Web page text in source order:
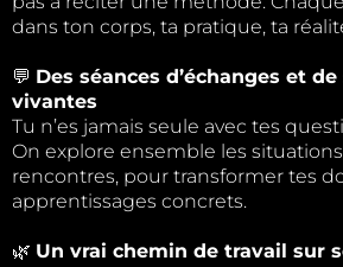
dans ton corps, ta pratique, ta
💬 Des séances d’échanges et
vivantes
Tu n’es jamais seule avec tes
On explore ensemble les
rencontres, pour transformer tes
apprentissages concrets.
🌿 Un vrai chemin de travail sur